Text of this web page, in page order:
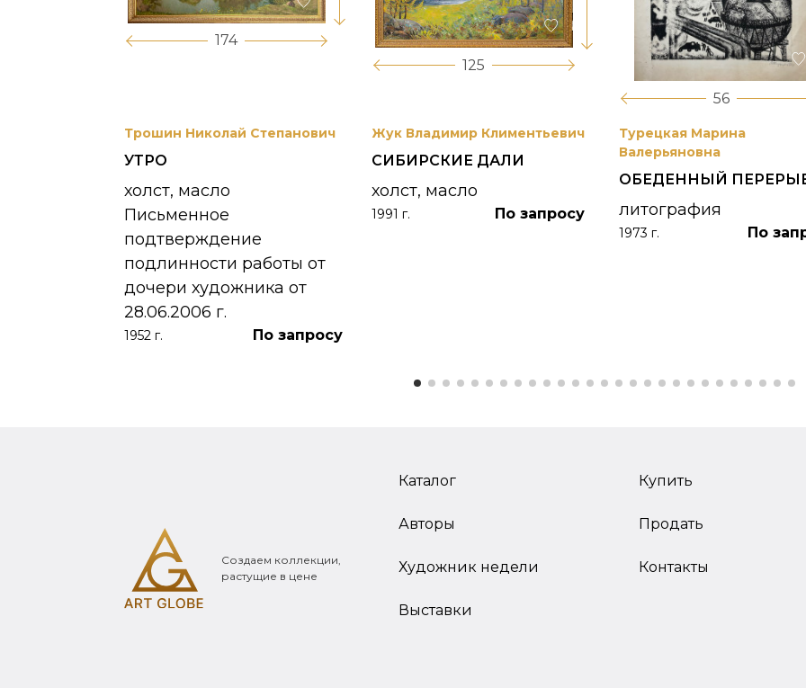
174
Трошин Николай Степанович
УТРО
холст, масло
Письменное
подтверждение
подлинности работы от
дочери художника от
28.06.2006 г.
1952 г. По запросу
125
Жук Владимир Климентьевич
СИБИРСКИЕ ДАЛИ
холст, масло
1991 г. По запросу
56
Турецкая Марина
Валерьяновна
ОБЕДЕННЫЙ
литография
1973 г. По
Создаем коллекции,
растущие в цене
Каталог
Авторы
Художник недели
Выставки
Купить
Продать
Контакты